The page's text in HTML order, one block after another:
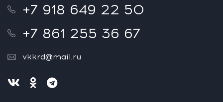
+7 918 649 22 50
+7 861 255 36 67
vkkrd@mail.ru